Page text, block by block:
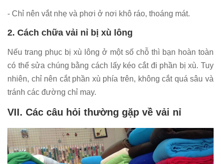
- Chỉ nên vắt nhẹ và phơi ở nơi khô ráo, thoáng mát.
2. Cách chữa vải nỉ bị xù lông
Nếu trang phục bị xù lông ở một số chỗ thì bạn hoàn toàn
có thể sửa chúng bằng cách lấy kéo cắt đi phần bị xù. Tuy
nhiên, chỉ nên cắt phần xù phía trên, không cắt quá sâu và
tránh các đường chỉ may.
VII. Các câu hỏi thường gặp về vải nỉ